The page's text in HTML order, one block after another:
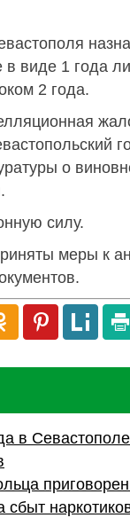
виде 1 года
2 года.
о
силу.
меры к
в
сбыт